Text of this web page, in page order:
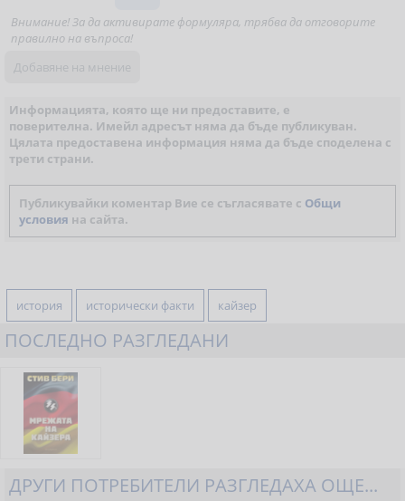
Внимание! За да активирате формуляра, трябва да отговорите
правилно на въпроса!
Информацията, която ще ни предоставите, е
поверителна. Имейл адресът няма да бъде публикуван.
Цялата предоставена информация няма да бъде споделена с
трети страни.
Публикувайки коментар Вие се съгласявате с Общи
условия на сайта.
история исторически факти кайзер
ПОСЛЕДНО РАЗГЛЕДАНИ
ДРУГИ ПОТРЕБИТЕЛИ РАЗГЛЕДАХА ОЩЕ...